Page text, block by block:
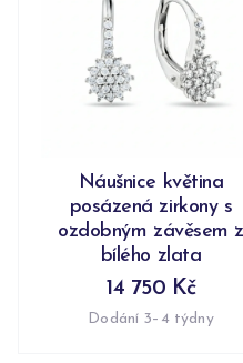
Náušnice květina
posázená zirkony s
ozdobným závěsem z
bílého zlata
14 750 Kč
Dodání 3–4 týdny